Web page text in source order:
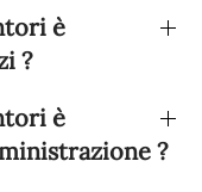
è
?
è
?